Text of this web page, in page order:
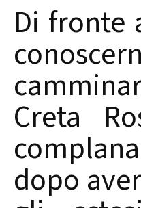
Di fronte
Creta
dopo